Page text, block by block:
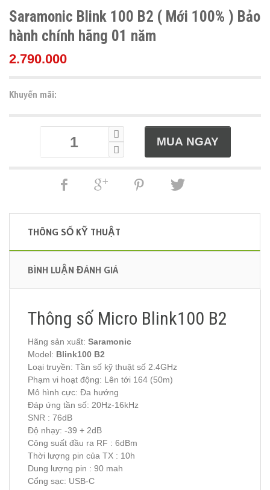
Saramonic Blink 100 B2 ( Mới 100% ) Bảo
hành chính hãng 01 năm
2.790.000
Khuyến mãi:
THÔNG SỐ KỸ THUẬT
BÌNH LUẬN ĐÁNH GIÁ
Thông số Micro Blink100 B2
Hãng sản xuất: Saramonic
Model: Blink100 B2
Loại truyền: Tần số kỹ thuật số 2.4GHz
Phạm vi hoạt động: Lên tới 164 (50m)
Mô hình cực: Đa hướng
Đáp ứng tần số: 20Hz-16kHz
SNR : 76dB
Độ nhạy: -39 + 2dB
Công suất đầu ra RF : 6dBm
Thời lượng pin của TX : 10h
Dung lượng pin : 90 mah
Cổng sạc: USB-C